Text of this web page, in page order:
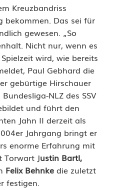
Kreuzbandriss
bekommen. Das sei für
gewesen. „So
Nicht nur, wenn es
wird, wie bereits
Paul Gebhard die
gebürtige Hirschauer
NLZ des SSV
und führt den
Jahn II derzeit als
Jahrgang bringt er
enorme Erfahrung mit
Torwart Justin Bartl,
Felix Behnke die zuletzt
festigen.